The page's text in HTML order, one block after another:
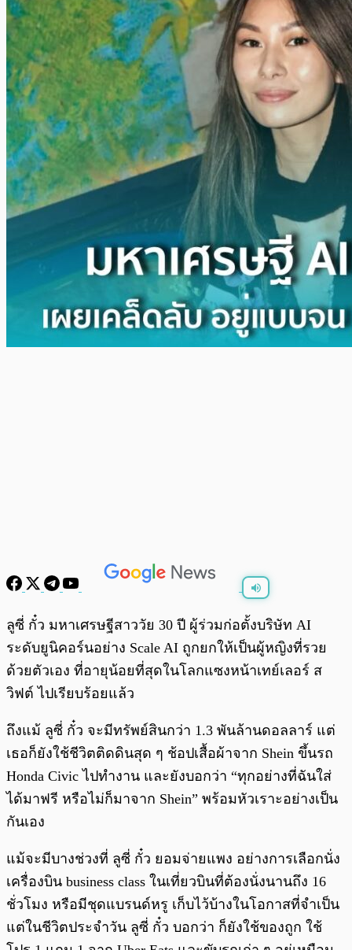
0:00
ลูซี่ กั๋ว มหาเศรษฐีสาววัย 30 ปี ผู้ร่วมก่อตั้งบริษัท AI
ระดับยูนิคอร์นอย่าง Scale AI ถูกยกให้เป็นผู้หญิงที่รวย
ด้วยตัวเอง ที่อายุน้อยที่สุดในโลกแซงหน้าเทย์เลอร์ ส
วิฟต์ ไปเรียบร้อยแล้ว
ถึงแม้ ลูซี่ กั๋ว จะมีทรัพย์สินกว่า 1.3 พันล้านดอลลาร์ แต่
เธอก็ยังใช้ชีวิตติดดินสุด ๆ ช้อปเสื้อผ้าจาก Shein ขึ้นรถ
Honda Civic ไปทำงาน และยังบอกว่า “ทุกอย่างที่ฉันใส่
ได้มาฟรี หรือไม่ก็มาจาก Shein” พร้อมหัวเราะอย่างเป็น
กันเอง
แม้จะมีบางช่วงที่ ลูซี่ กั๋ว ยอมจ่ายแพง อย่างการเลือกนั่ง
เครื่องบิน business class ในเที่ยวบินที่ต้องนั่งนานถึง 16
ชั่วโมง หรือมีชุดแบรนด์หรู เก็บไว้บ้างในโอกาสที่จำเป็น
แต่ในชีวิตประจำวัน ลูซี่ กั๋ว บอกว่า ก็ยังใช้ของถูก ใช้